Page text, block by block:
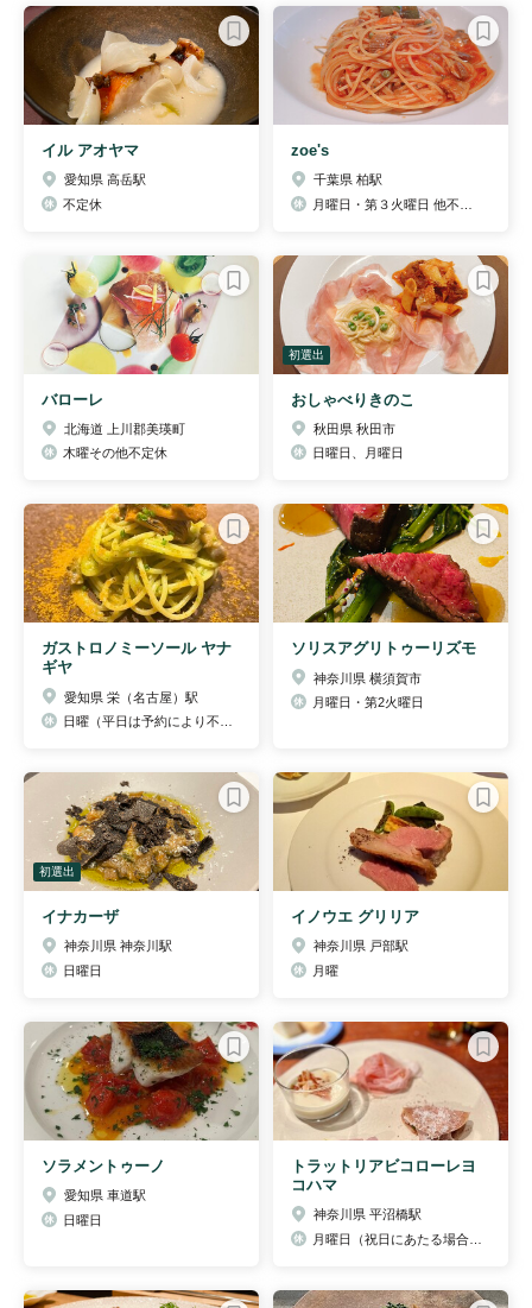
イル アオヤマ
愛知県 高岳駅
不定休
zoe's
千葉県 柏駅
バローレ
北海道 上川郡美瑛町
木曜その他不定休
初選出
おしゃべりきのこ
秋田県 秋田市
日曜日、月曜日
ガストロノミーソール ヤナ
ギヤ
愛知県 栄（名古屋）駅
ソリスアグリトゥーリズモ
神奈川県 横須賀市
月曜日・第2火曜日
初選出
イナカーザ
神奈川県 神奈川駅
日曜日
イノウエ グリリア
神奈川県 戸部駅
月曜
ソラメントゥーノ
愛知県 車道駅
日曜日
トラットリアビコローレヨ
コハマ
神奈川県 平沼橋駅